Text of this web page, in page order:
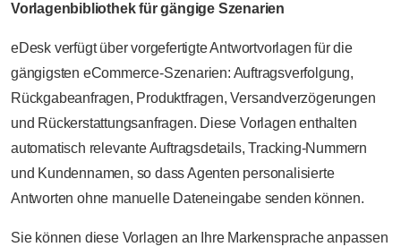
Vorlagenbibliothek für gängige Szenarien
eDesk verfügt über vorgefertigte Antwortvorlagen für die
gängigsten eCommerce-Szenarien: Auftragsverfolgung,
Rückgabeanfragen, Produktfragen, Versandverzögerungen
und Rückerstattungsanfragen. Diese Vorlagen enthalten
automatisch relevante Auftragsdetails, Tracking-Nummern
und Kundennamen, so dass Agenten personalisierte
Antworten ohne manuelle Dateneingabe senden können.
Sie können diese Vorlagen an Ihre Markensprache anpassen